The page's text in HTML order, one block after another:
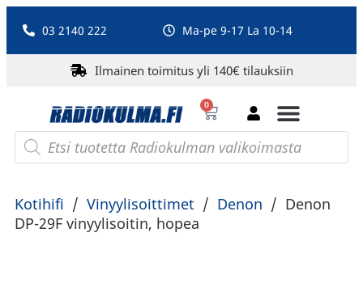
03 2140 222 Ma-pe 9-17 La 10-14
Ilmainen toimitus yli 140€ tilauksiin
0
Kotihifi / Vinyylisoittimet / Denon / Denon
DP-29F vinyylisoitin, hopea